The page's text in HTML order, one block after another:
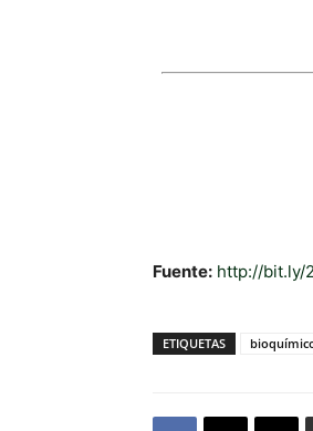
Fuente: http://bit.ly/
ETIQUETAS